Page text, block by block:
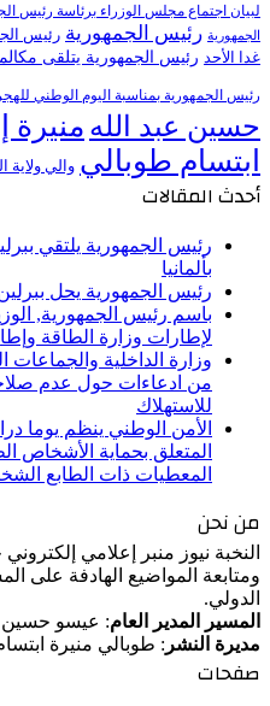
لبيان اجتماع مجلس الوزراء برئاسة رئيس
الجمهورية رئيس الجمهورية رئيس
غدا الأحد رئيس الجمهورية يتلقى
رئيس الجمهورية بمناسبة اليوم الوطني
حسين عبد الله منيرة
ابتسام طوبالي والي ولاية
أحدث المقالات
رئيس الجمهورية يلتقي
بألمانيا
رئيس الجمهورية يحل
باسم رئيس الجمهورية,
لإطارات وزارة الطاقة
وزارة الداخلية والجماعات
من ادعاءات حول عدم
للاستهلاك
الأمن الوطني ينظم يوما
المتعلق بحماية الأشخاص
المعطيات ذات الطابع
من نحن
النخبة نيوز منبر إعلامي
ومتابعة المواضيع الهادفة على
الدولي.
المسير المدير العام: عيسو حسين
مديرة النشر : طوبالي منيرة
صفحات